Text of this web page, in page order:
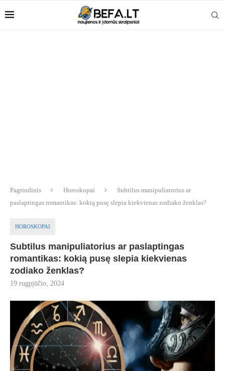
Pagrindinis Horoskopai
Subtilus manipuliatorius ar
paslaptingas romantikas: kokią pusę slepia kiekvienas zodiako ženklas?
HOROSKOPAI
Subtilus manipuliatorius ar paslaptingas
romantikas: kokią pusę slepia kiekvienas
zodiako ženklas?
19 rugpjūčio, 2024